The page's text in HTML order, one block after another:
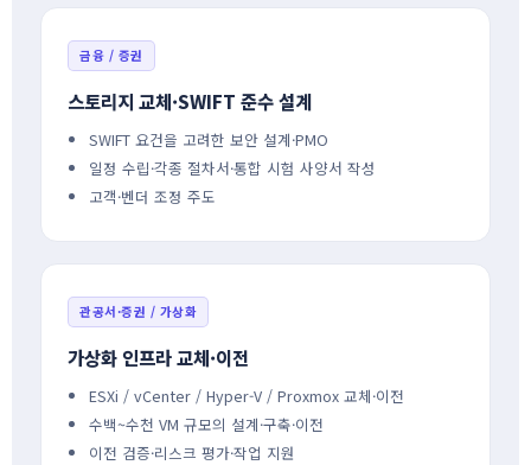
금융 / 증권
스토리지 교체·SWIFT 준수 설계
SWIFT 요건을 고려한 보안 설계·PMO
일정 수립·각종 절차서·통합 시험 사양서 작성
고객·벤더 조정 주도
관공서·증권 / 가상화
가상화 인프라 교체·이전
ESXi / vCenter / Hyper-V / Proxmox 교체·이전
수백~수천 VM 규모의 설계·구축·이전
이전 검증·리스크 평가·작업 지원